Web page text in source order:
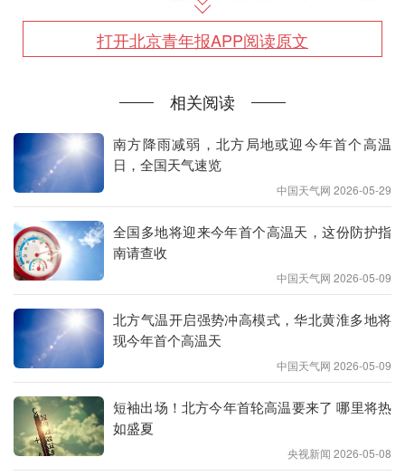
明天，随着冷空气快速向南推进，江南大部降雨减
地或现暴雨。
打开北京青年报APP阅读原文
相关阅读
南方降雨减弱，北方局地或迎今年首个高温
日，全国天气速览
中国天气网 2026-05-29
全国多地将迎来今年首个高温天，这份防护指
南请查收
中国天气网 2026-05-09
北方气温开启强势冲高模式，华北黄淮多地将
现今年首个高温天
中国天气网 2026-05-09
短袖出场！北方今年首轮高温要来了 哪里将热
如盛夏
央视新闻 2026-05-08